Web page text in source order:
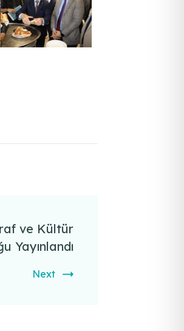
ve Kültür
Yayınlandı
Next